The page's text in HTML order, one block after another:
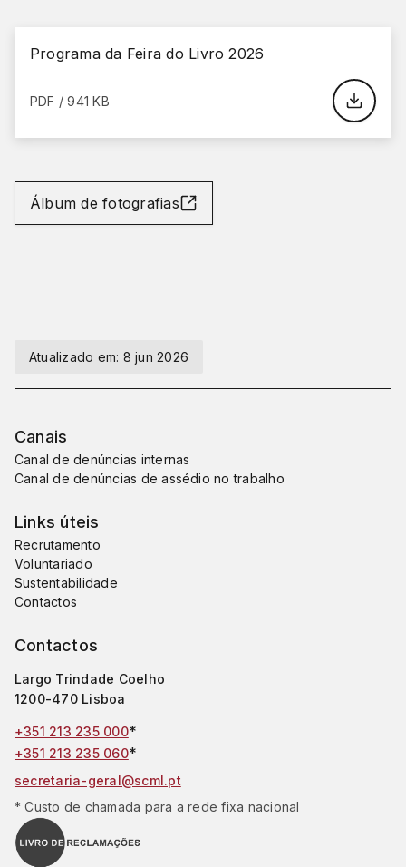
Programa da Feira do Livro 2026
PDF / 941 KB
Álbum de fotografias
Atualizado em: 8 jun 2026
Canais
Canal de denúncias internas
Canal de denúncias de assédio no trabalho
Links úteis
Recrutamento
Voluntariado
Sustentabilidade
Contactos
Contactos
Largo Trindade Coelho
1200-470 Lisboa
+351 213 235 000*
+351 213 235 060*
secretaria-geral@scml.pt
* Custo de chamada para a rede fixa nacional